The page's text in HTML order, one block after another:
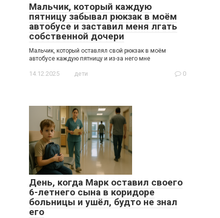
Мальчик, который каждую
пятницу забывал рюкзак в моём
автобусе и заставил меня лгать
собственной дочери
Мальчик, который оставлял свой рюкзак в моём
автобусе каждую пятницу и из-за него мне
14.12.2025 дети 0
День, когда Марк оставил своего
6-летнего сына в коридоре
больницы и ушёл, будто не знал
его